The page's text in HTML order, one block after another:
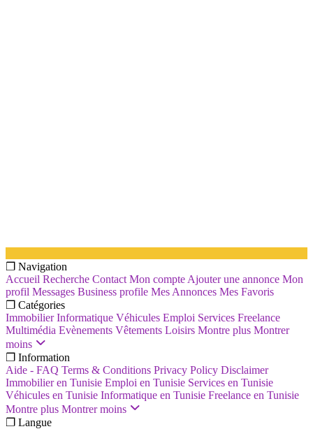
❐ Navigation
Accueil Recherche Contact Mon compte Ajouter une annonce Mon
profil Messages Business profile Mes Annonces Mes Favoris
❐ Catégories
Immobilier Informatique Véhicules Emploi Services Freelance
Multimédia Evènements Vêtements Loisirs Montre plus Montrer
moins
❐ Information
Aide - FAQ Terms & Conditions Privacy Policy Disclaimer
Immobilier en Tunisie Emploi en Tunisie Services en Tunisie
Véhicules en Tunisie Informatique en Tunisie Freelance en Tunisie
Montre plus Montrer moins
❐ Langue